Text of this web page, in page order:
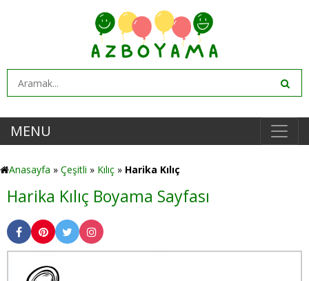
MENU
Anasayfa » Çeşitli » Kılıç » Harika Kılıç
Harika Kılıç Boyama Sayfası